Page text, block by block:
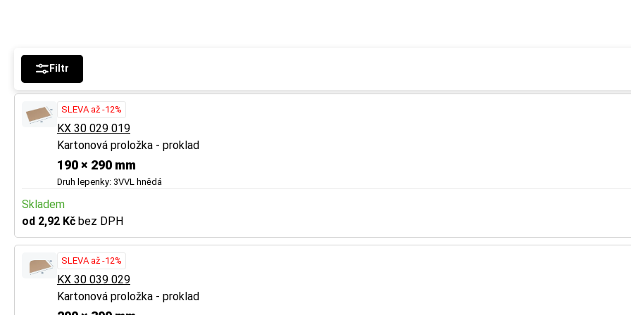
Filtr
SLEVA až -12%
KX 30 029 019
Kartonová proložka - proklad
190 × 290 mm
Druh lepenky: 3VVL hnědá
Skladem
od 2,92 Kč bez DPH
SLEVA až -12%
KX 30 039 029
Kartonová proložka - proklad